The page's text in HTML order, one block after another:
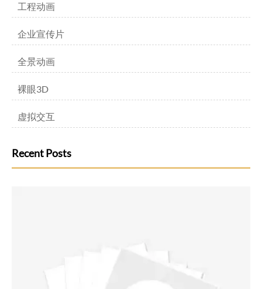
工程动画
企业宣传片
全景动画
裸眼3D
虚拟交互
Recent Posts